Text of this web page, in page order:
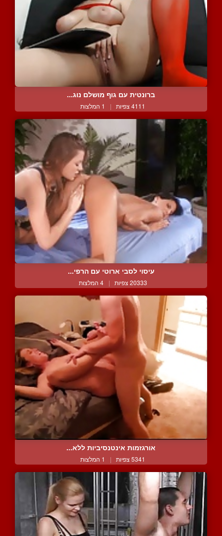
ברונטית עם גוף מושלם נוג...
4111 צפיות | 1 המלצות
עיסוי לסבי ארוטי עם הרפי...
20333 צפיות | 4 המלצות
אורגזמות אינטנסיביות ללא...
5341 צפיות | 1 המלצות